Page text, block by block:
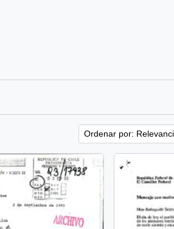
Ordenar por: